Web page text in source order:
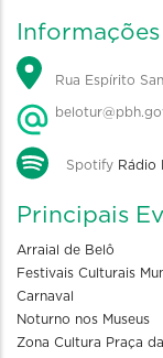
Rua Espírito
Spotify Rádio
Principais
Arraial de Belô
Festivais Culturais
Carnaval
Noturno nos Museus
Zona Cultura Praça